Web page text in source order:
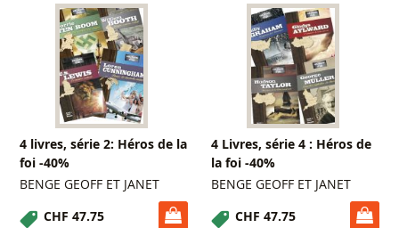
4 livres, série 2: Héros de la
foi -40%
BENGE GEOFF ET JANET
CHF 47.75
4 Livres, série 4 : Héros de
la foi -40%
BENGE GEOFF ET JANET
CHF 47.75